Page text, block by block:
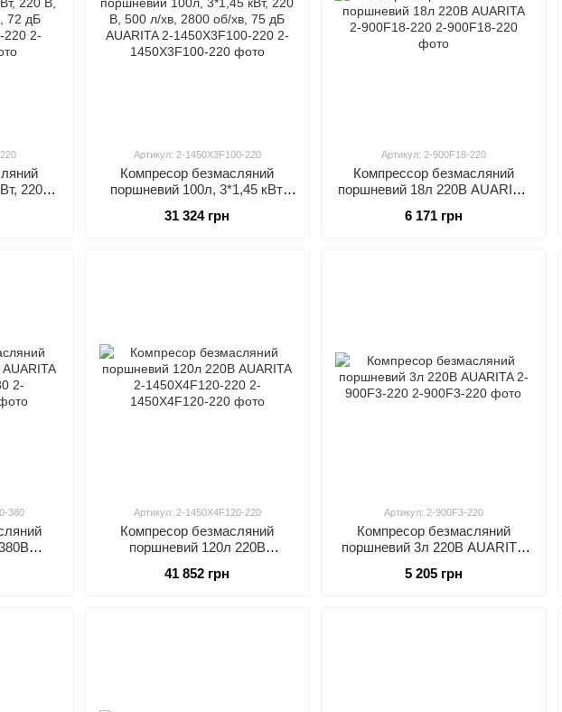
220 В,
220
Артикул: 2-1450X3F100-220
Компресор безмасляний
поршневий 100л, 3*1,45 кВт,
дБ AUARITA 2-1450X3F100-220
31 324 грн
Артикул: 2-900F18-220
Компрессор безмасляний
поршневий 18л 220В AUARITA
6 171 грн
380 Артикул: 2-1450X4F120-220
Компресор безмасляний
поршневий 120л 220В
41 852 грн
Артикул: 2-900F3-220
Компресор безмасляний
поршневий 3л 220В AUARITA
5 205 грн